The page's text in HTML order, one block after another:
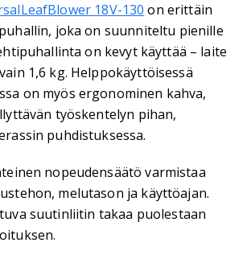
18V-130 on erittäin
joka on suunniteltu pienille
on kevyt käyttää – laite
1,6 kg. Helppokäyttöisessä
on myös ergonominen kahva,
työskentelyn pihan,
puhdistuksessa.
nopeudensäätö varmistaa
melutason ja käyttöajan.
suutinliitin takaa puolestaan